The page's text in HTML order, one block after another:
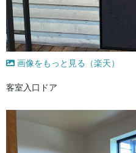
画像をもっと見る（楽天）
客室入口ドア